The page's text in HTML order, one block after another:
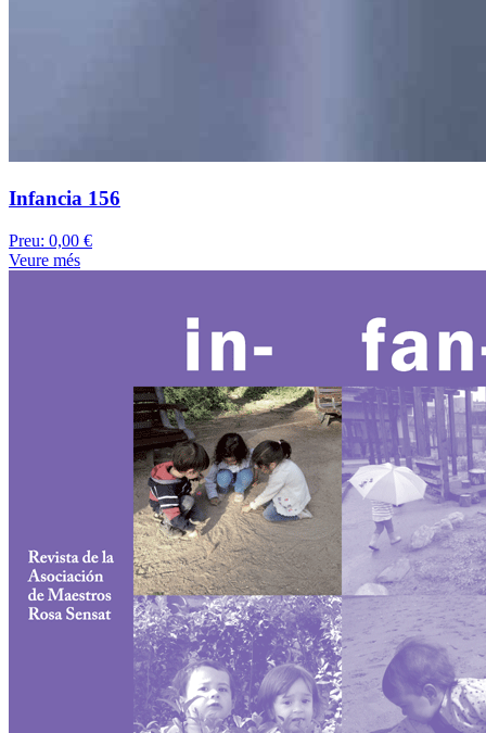
Infancia 156
Preu: 0,00 €
Veure més